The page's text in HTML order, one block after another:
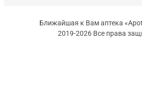
Ближайшая к Вам аптека
2019-2026 Все права